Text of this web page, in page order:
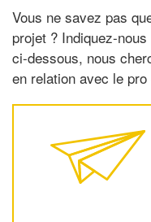
Vous ne savez pas
projet ? Indiquez-
ci-dessous, nous
en relation avec le pro